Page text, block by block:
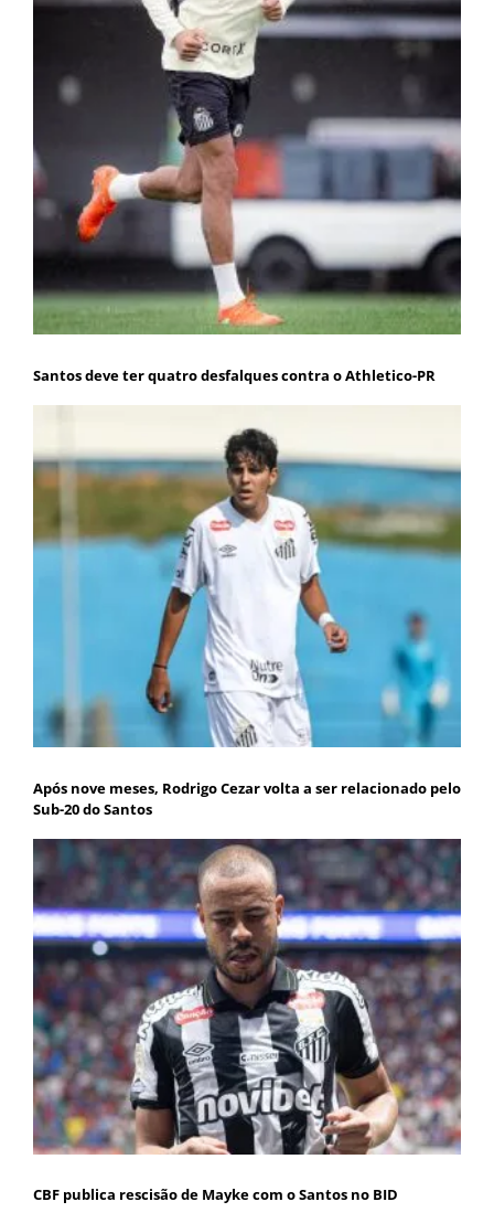
Santos deve ter quatro desfalques contra o Athletico-PR
Após nove meses, Rodrigo Cezar volta a ser relacionado pelo
Sub-20 do Santos
CBF publica rescisão de Mayke com o Santos no BID